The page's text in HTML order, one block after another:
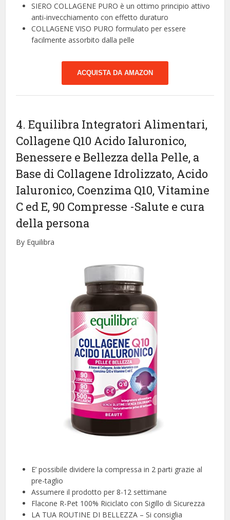
SIERO COLLAGENE PURO è un ottimo principio attivo
anti-invecchiamento con effetto duraturo
COLLAGENE VISO PURO formulato per essere
facilmente assorbito dalla pelle
ACQUISTA DA AMAZON
4. Equilibra Integratori Alimentari,
Collagene Q10 Acido Ialuronico,
Benessere e Bellezza della Pelle, a
Base di Collagene Idrolizzato, Acido
Ialuronico, Coenzima Q10, Vitamine
C ed E, 90 Compresse -Salute e cura
della persona
By Equilibra
E’ possibile dividere la compressa in 2 parti grazie al
pre-taglio
Assumere il prodotto per 8-12 settimane
Flacone R-Pet 100% Riciclato con Sigillo di Sicurezza
LA TUA ROUTINE DI BELLEZZA – Si consiglia